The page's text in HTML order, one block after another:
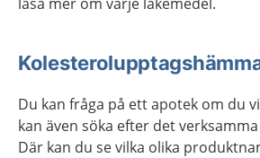
Du kan fråga på ett apotek om du
kan även söka efter det
Där kan du se vilka olika